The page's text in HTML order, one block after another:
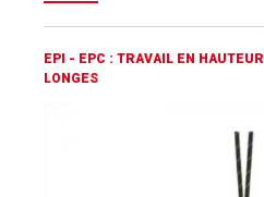
EPI - EPC : TRAVAIL EN HAUTEUR
LONGES